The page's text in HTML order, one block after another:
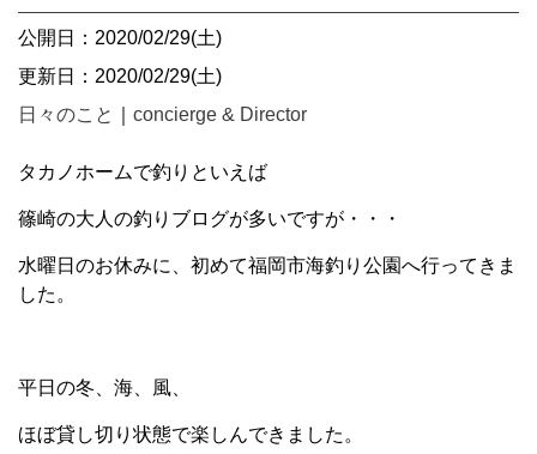
公開日：2020/02/29(土)
更新日：2020/02/29(土)
日々のこと
concierge & Director
タカノホームで釣りといえば
篠崎の大人の釣りブログが多いですが・・・
水曜日のお休みに、初めて福岡市海釣り公園へ行ってきま
した。
平日の冬、海、風、
ほぼ貸し切り状態で楽しんできました。